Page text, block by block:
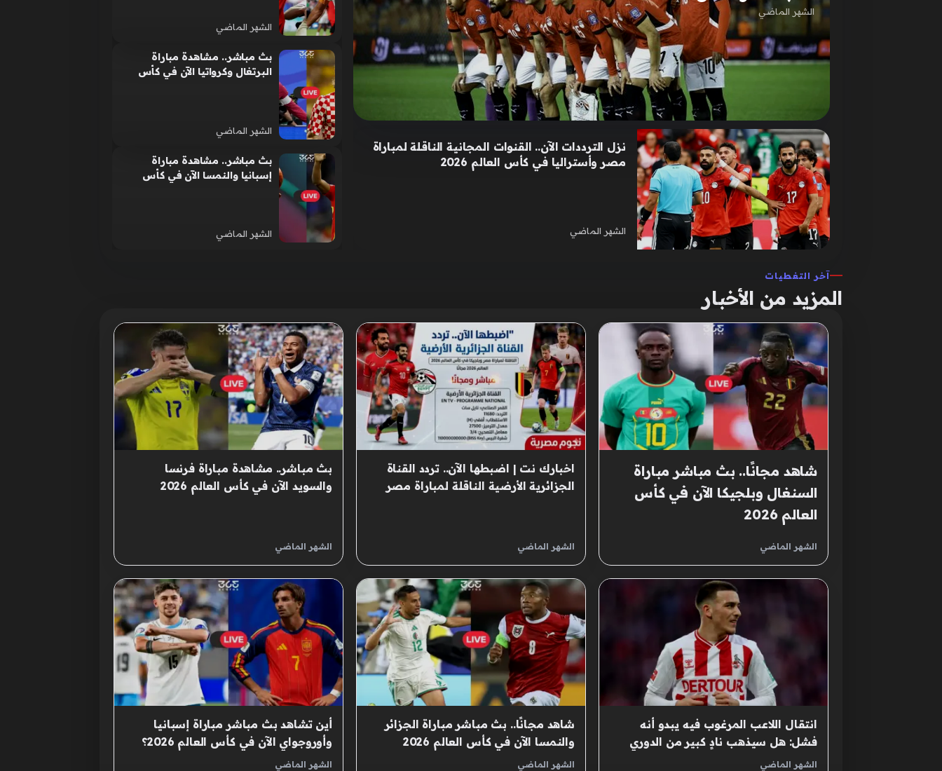
الشهر الماضي
نزل الترددات الآن.. القنوات المجانية الناقلة لمباراة
مصر وأستراليا في كأس العالم 2026
الشهر الماضي
الشهر الماضي
بث مباشر.. مشاهدة مباراة
البرتغال وكرواتيا الآن في كأس
الشهر الماضي
بث مباشر.. مشاهدة مباراة
إسبانيا والنمسا الآن في كأس
الشهر الماضي
آخر التغطيات
المزيد من الأخبار
شاهد مجانًا.. بث مباشر مباراة
السنغال وبلجيكا الآن في كأس
العالم 2026
الشهر الماضي
اخبارك نت | اضبطها الآن.. تردد القناة
الجزائرية الأرضية الناقلة لمباراة مصر
الشهر الماضي
بث مباشر.. مشاهدة مباراة فرنسا
والسويد الآن في كأس العالم 2026
الشهر الماضي
انتقال اللاعب المرغوب فيه يبدو أنه
فشل: هل سيذهب نادٍ كبير من الدوري
الإنجليزي الممتاز الآن بكل قوة من أجل
الشهر الماضي
شاهد مجانًا.. بث مباشر مباراة الجزائر
والنمسا الآن في كأس العالم 2026
الشهر الماضي
أين تشاهد بث مباشر مباراة إسبانيا
وأوروجواي الآن في كأس العالم 2026؟
الشهر الماضي